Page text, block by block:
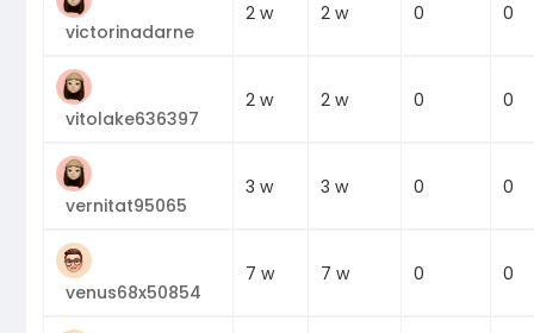
victorinadarne
2 w 2 w 0 0
vitolake636397
2 w 2 w 0 0
vernitat95065
3 w 3 w 0 0
venus68x50854
7 w 7 w 0 0